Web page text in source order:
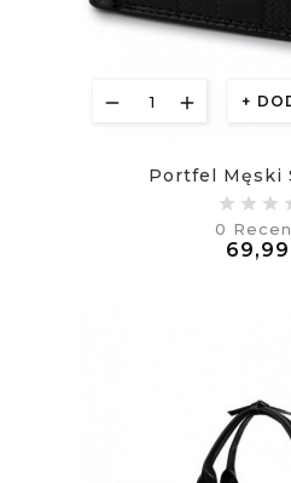
Portfel Męski
0
69,99